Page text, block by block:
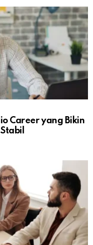
Career yang Bikin